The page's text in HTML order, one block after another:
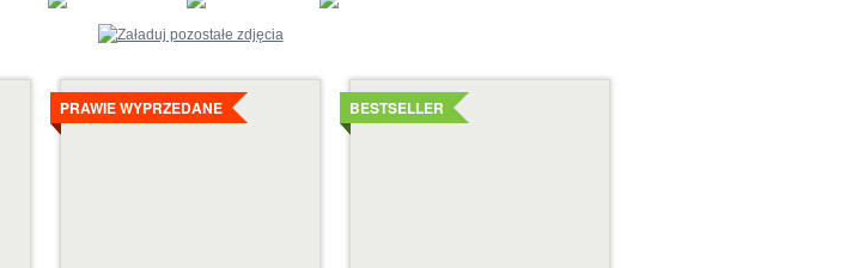
PRAWIE WYPRZEDANE
Szczegóły
BESTSELLER
Szczegóły